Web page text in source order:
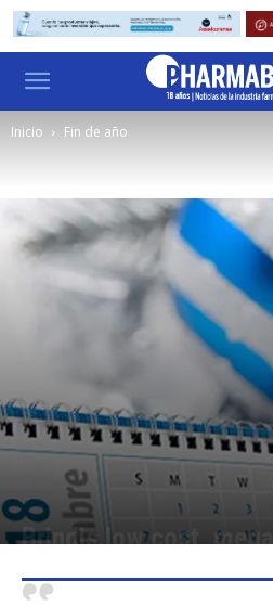
Inicio Fin de año
Brindis low cost,